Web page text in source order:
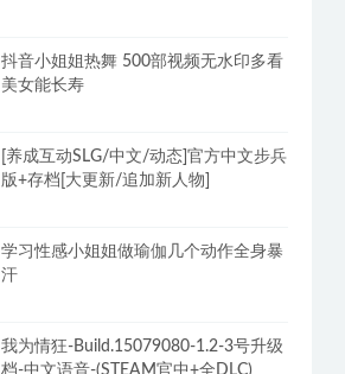
抖音小姐姐热舞 500部视频无水印多看
美女能长寿
[养成互动SLG/中文/动态]官方中文步兵
版+存档[大更新/追加新人物]
学习性感小姐姐做瑜伽几个动作全身暴
汗
我为情狂-Build.15079080-1.2-3号升级
档-中文语音-(STEAM官中+全DLC)